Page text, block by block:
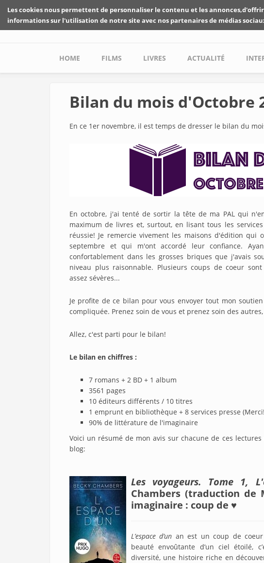
Skip to main content
Les
Main menu
HOME FILMS LIVRES ACTUALITÉ
Bilan du mois d'Octobre
En ce 1er novembre, il est temps de dresser le bilan du
En octobre, j'ai tenté de sortir la tête de ma PAL qui
maximum de livres et, surtout, en lisant tous les
réussie! Je remercie vivement les maisons d'édition qui
septembre et qui m'ont accordé leur confiance.
confortablement dans les grosses briques que j'avais
niveau plus raisonnable. Plusieurs coups de coeur
assez sévères...
Je profite de ce bilan pour vous envoyer tout mon
compliquée. Prenez soin de vous et prenez soin des
Allez, c'est parti pour le bilan!
Le bilan en chiffres :
7 romans + 2 BD + 1 album
3561 pages
10 éditeurs différents / 10 titres
1 emprunt en bibliothèque + 8 services presse
90% de littérature de l'imaginaire
Voici un résumé de mon avis sur chacune de ces
blog:
Les voyageurs. Tome 1,
Chambers (traduction de
imaginaire : coup de ♥
L’espace d’un an est un coup de
beauté envoûtante d’un ciel étoilé,
diversité, une histoire riche en
Les cookies nous permettent de personnaliser le contenu et les
informations sur l'utilisation de notre site avec nos partenaires de médias